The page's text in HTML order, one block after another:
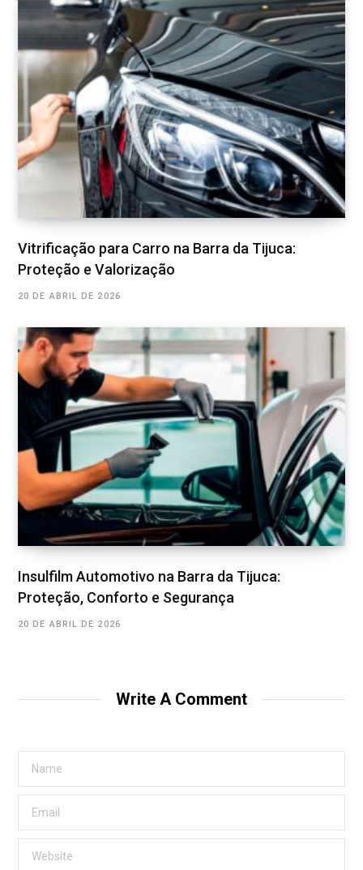
Vitrificação para Carro na Barra da Tijuca:
Proteção e Valorização
20 DE ABRIL DE 2026
Insulfilm Automotivo na Barra da Tijuca:
Proteção, Conforto e Segurança
20 DE ABRIL DE 2026
Write A Comment